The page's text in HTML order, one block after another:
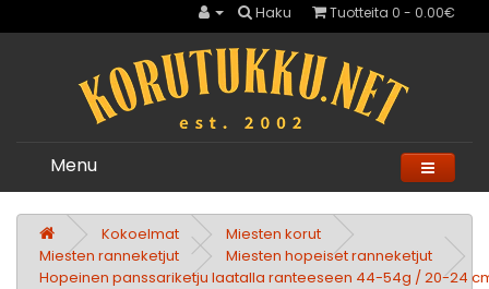
Haku Tuotteita 0 - 0.00€
Menu
Kokoelmat
Miesten korut
Miesten ranneketjut
Miesten hopeiset ranneketjut
Hopeinen panssariketju laatalla ranteeseen 44-54g / 20-24